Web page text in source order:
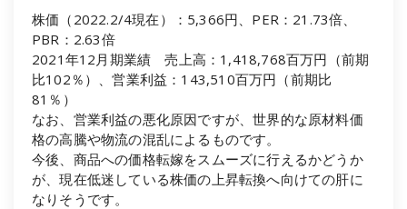
株価（2022.2/4現在）：5,366円、PER：21.73倍、
PBR：2.63倍
2021年12月期業績 売上高：1,418,768百万円（前期
比102％）、営業利益：143,510百万円（前期比
81％）
なお、営業利益の悪化原因ですが、世界的な原材料価
格の高騰や物流の混乱によるものです。
今後、商品への価格転嫁をスムーズに行えるかどうか
が、現在低迷している株価の上昇転換へ向けての肝に
なりそうです。